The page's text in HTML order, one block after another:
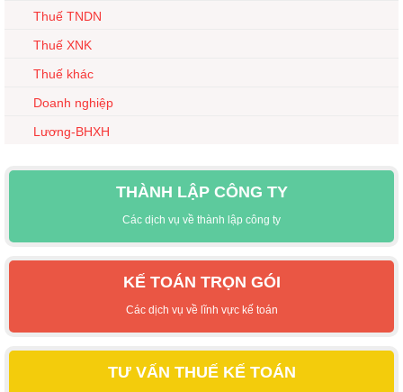
Thuế TNDN
Thuế XNK
Thuế khác
Doanh nghiệp
Lương-BHXH
THÀNH LẬP CÔNG TY
Các dịch vụ về thành lập công ty
KẾ TOÁN TRỌN GÓI
Các dịch vụ về lĩnh vực kế toán
TƯ VẤN THUẾ KẾ TOÁN